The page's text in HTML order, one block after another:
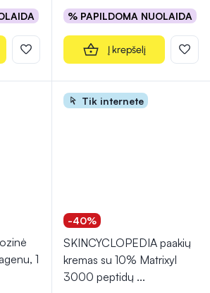
% PAPILDOMA NUOLAIDA
Į krepšelį
1
Tik internete
-40%
SKINCYCLOPEDIA paakių
kremas su 10% Matrixyl
3000 peptidų ...